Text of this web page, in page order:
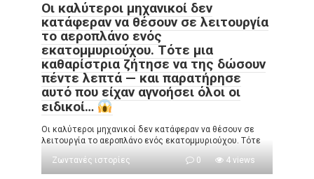
Οι καλύτεροι μηχανικοί δεν
κατάφεραν να θέσουν σε λειτουργία
το αεροπλάνο ενός
εκατομμυριούχου. Τότε μια
καθαρίστρια ζήτησε να της δώσουν
πέντε λεπτά — και παρατήρησε
αυτό που είχαν αγνοήσει όλοι οι
ειδικοί…
Οι καλύτεροι μηχανικοί δεν κατάφεραν να θέσουν σε
λειτουργία το αεροπλάνο ενός εκατομμυριούχου. Τότε
Ζωντανές ιστορίες
0 4 views